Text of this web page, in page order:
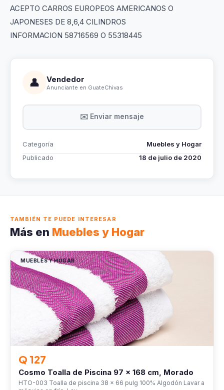
ACEPTO CARROS EUROPEOS AMERICANOS O
JAPONESES DE 8,6,4 CILINDROS
INFORMACION 58716569 O 55318445
👤 Vendedor
Anunciante en GuateChivas
✉️ Enviar mensaje
Categoría
Muebles y Hogar
Publicado
18 de julio de 2020
TAMBIÉN TE PUEDE INTERESAR
Más en Muebles y Hogar
MUEBLES Y HOGAR
Q 127
Cosmo Toalla de Piscina 97 x 168 cm, Morado
HTO-003 Toalla de piscina 38 x 66 pulg 100% Algodón Lavar a